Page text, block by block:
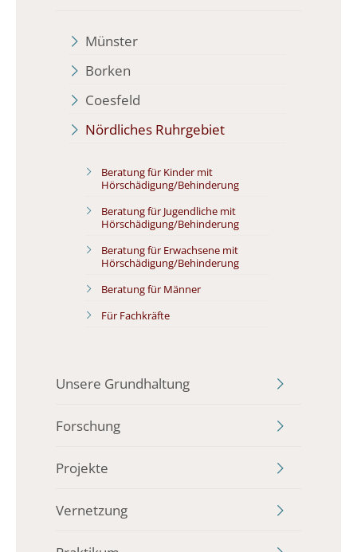
Münster
Borken
Coesfeld
Nördliches Ruhrgebiet
Beratung für Kinder mit
Hörschädigung/Behinderung
Beratung für Jugendliche mit
Hörschädigung/Behinderung
Beratung für Erwachsene mit
Hörschädigung/Behinderung
Beratung für Männer
Für Fachkräfte
Unsere Grundhaltung
Forschung
Projekte
Vernetzung